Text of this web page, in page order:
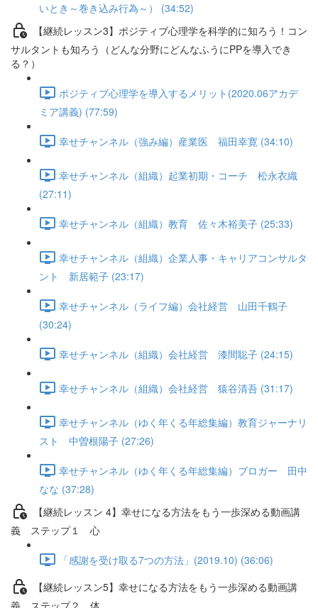
いとき～巻き込み行為～） (34:52)
【継続レッスン3】ポジティブ心理学を科学的に知ろう！コン
サルタントも知ろう（どんな分野にどんなふうにPPを導入でき
る？）
ポジティブ心理学を導入するメリット(2020.06アカデ
ミア講義) (77:59)
幸せチャンネル（強み編）産業医 福田幸寛 (34:10)
幸せチャンネル（組織）起業初期・コーチ 松永衣織
(27:11)
幸せチャンネル（組織）教育 佐々木裕美子 (25:33)
幸せチャンネル（組織）企業人事・キャリアコンサルタ
ント 新居範子 (23:17)
幸せチャンネル（ライフ編）会社経営 山田千鶴子
(30:24)
幸せチャンネル（組織）会社経営 漆間聡子 (24:15)
幸せチャンネル（組織）会社経営 猿谷清吾 (31:17)
幸せチャンネル（ゆく年くる年総集編）教育ジャーナリ
スト 中曽根陽子 (27:26)
幸せチャンネル（ゆく年くる年総集編）ブロガー 田中
なな (37:28)
【継続レッスン 4】幸せになる方法をもう一歩深める動画講
義 ステップ１ 心
「感謝を受け取る7つの方法」(2019.10) (36:06)
【継続レッスン5】幸せになる方法をもう一歩深める動画講
義 ステップ２ 体